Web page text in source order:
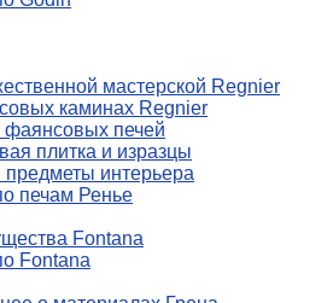
мастерской Regnier
каминах Regnier
печей
плитка и изразцы
предметы интерьера
печам Ренье
Fontana
Fontana